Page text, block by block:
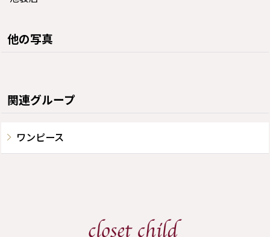
他の写真
関連グループ
ワンピース